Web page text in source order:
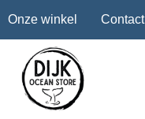
Onze winkel Contact